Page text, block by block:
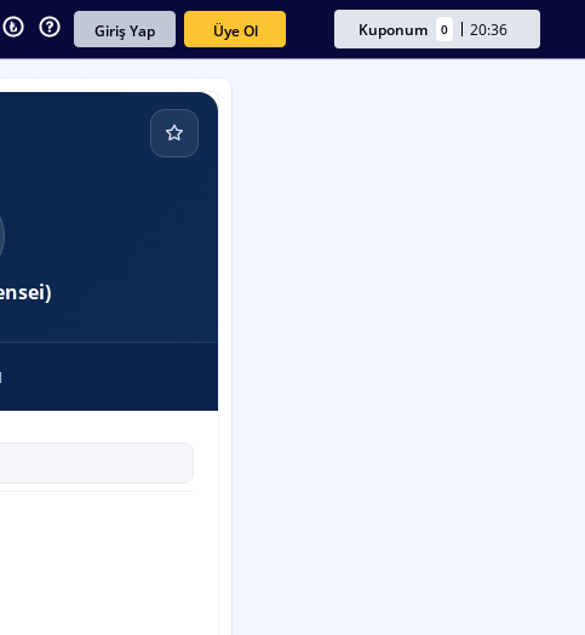
Giriş Yap Üye Ol Kuponum 0 20:36